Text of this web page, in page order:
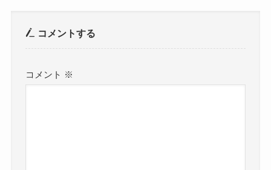
コメントする
コメント ※